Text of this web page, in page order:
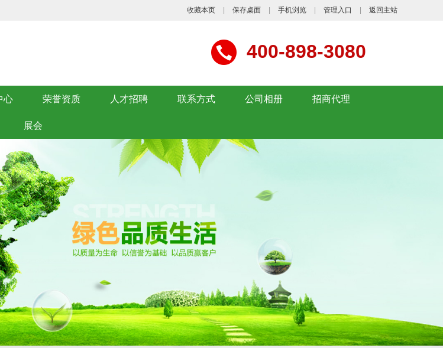
收藏本页 保存桌面 手机浏览 管理入口 返回主站
400-898-3080
心 荣誉资质 人才招聘 联系方式 公司相册 招商代理
展会